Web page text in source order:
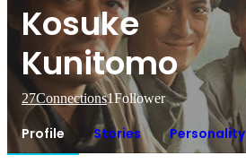
Kosuke
Kunitomo
27Connections1Follower
Profile Stories Personality